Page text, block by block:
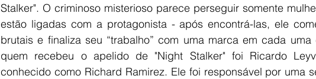
Stalker". O criminoso misterioso parece perseguir somente
estão ligadas com a protagonista - após encontrá-las, ele
brutais e finaliza seu “trabalho” com uma marca em cada
quem recebeu o apelido de "Night Stalker" foi Ricardo
conhecido como Richard Ramirez. Ele foi responsável por uma